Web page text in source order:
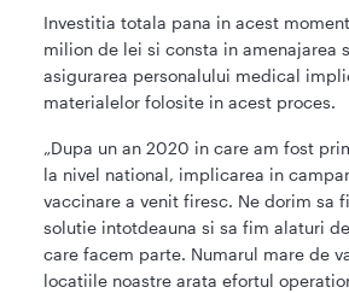
Investitia totala pana in acest
milion de lei si consta in amenajarea
asigurarea personalului medical
materialelor folosite in acest proces.
„Dupa un an 2020 in care am fost
la nivel national, implicarea in
vaccinare a venit firesc. Ne dorim sa
solutie intotdeauna si sa fim alaturi
care facem parte. Numarul mare de
locatiile noastre arata efortul